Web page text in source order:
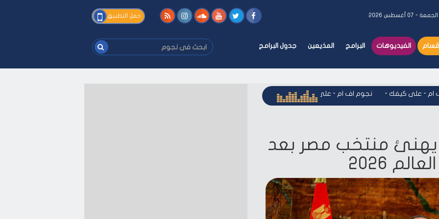
الجمعة - ٠٧ أغسطس ٢٠٢٦ حمل التطبيق
الفيديوهات البرامج المذيعين جدول البرامج
ابحث
فى
فى
- - على كيفك - نجوم اف ام - على كيفك نجوم اف ام - على كيفك
يهنئ منتخب مصر بعد
2026